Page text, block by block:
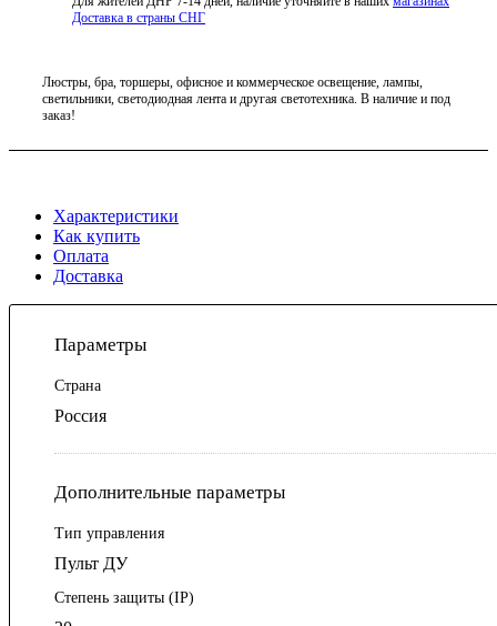
Доставка в страны СНГ
Люстры, бра, торшеры, офисное и коммерческое освещение, лампы,
светильники, светодиодная лента и другая светотехника. В наличие и под
заказ!
Характеристики
Как купить
Оплата
Доставка
Параметры
Страна
Россия
Дополнительные параметры
Тип управления
Пульт ДУ
Степень защиты (IP)